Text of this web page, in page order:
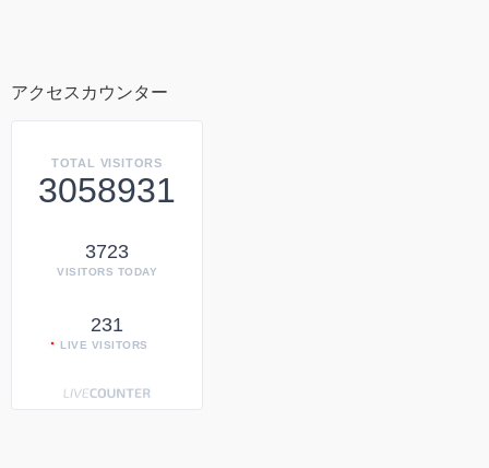
アクセスカウンター
TOTAL VISITORS
3058931
3723
VISITORS TODAY
231
LIVE VISITORS